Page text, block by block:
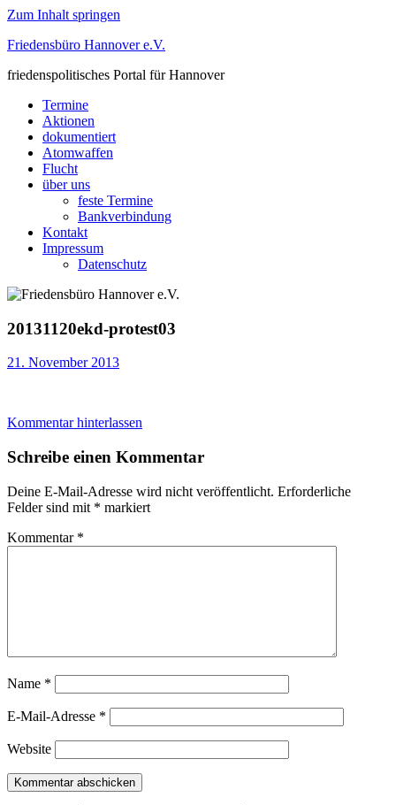
Zum Inhalt springen
Friedensbüro Hannover e.V.
friedenspolitisches Portal für Hannover
Termine
Aktionen
dokumentiert
Atomwaffen
Flucht
über uns
feste Termine
Bankverbindung
Kontakt
Impressum
Datenschutz
20131120ekd-protest03
21. November 2013
Kommentar hinterlassen
Schreibe einen Kommentar
Deine E-Mail-Adresse wird nicht veröffentlicht. Erforderliche
Felder sind mit * markiert
Kommentar *
Name *
E-Mail-Adresse *
Website